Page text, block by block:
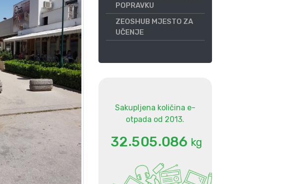
POPRAVKU
ZEOSHUB MJESTO ZA
UČENJE
Sakupljena količina e-
otpada od 2013.
32.505.086 kg